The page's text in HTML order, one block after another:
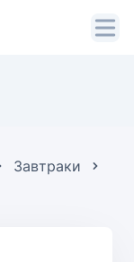
Завтраки